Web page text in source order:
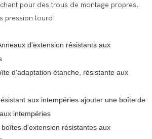
pour des trous de montage propres.
pression lourd.
d'extension résistants aux
d'adaptation étanche, résistante aux
aux intempéries ajouter une boîte de
intempéries
d'extension résistantes aux